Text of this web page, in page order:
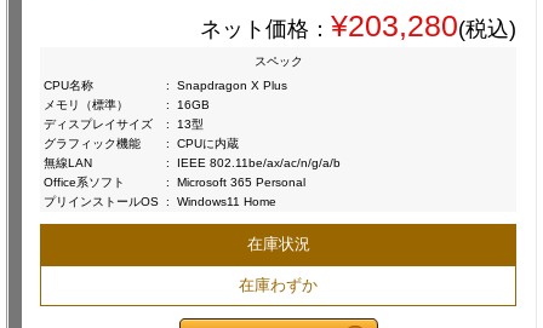
ネット価格： ¥203,280(税込)
スペック
CPU名称
:
Snapdragon X Plus
メモリ（標準）
:
16GB
ディスプレイサイズ
:
13型
グラフィック機能
:
CPUに内蔵
無線LAN
:
IEEE 802.11be/ax/ac/n/g/a/b
Office系ソフト
:
Microsoft 365 Personal
プリインストールOS : Windows11 Home
在庫状況
在庫わずか